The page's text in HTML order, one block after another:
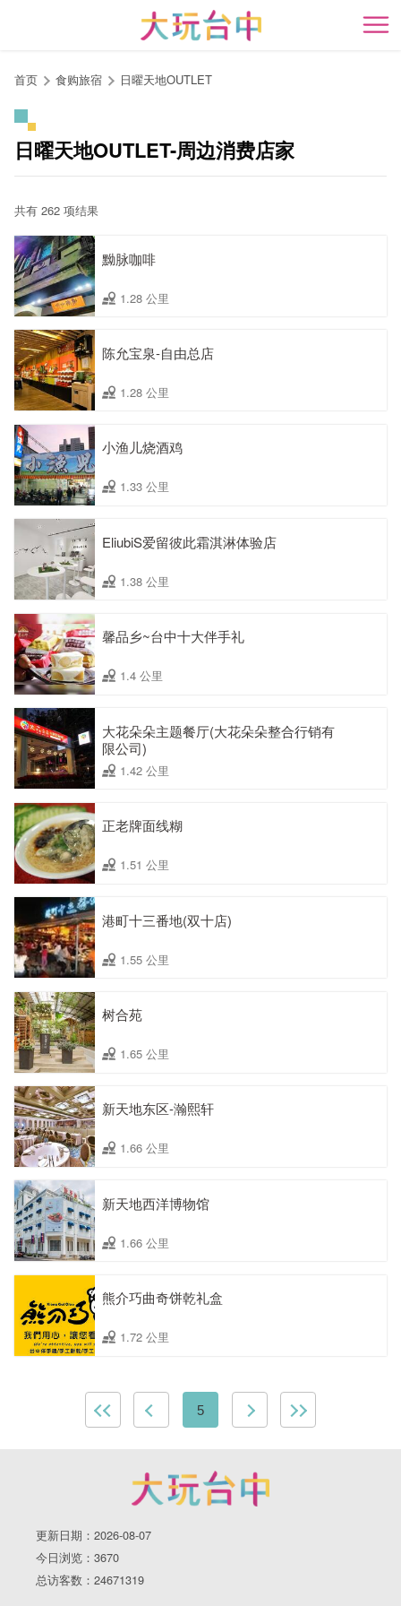
开
首页 食购旅宿 日曜天地OUTLET
日曜天地OUTLET-周边消费店家
共有 262 项结果
黝脉咖啡
1.28 公里
陈允宝泉-自由总店
1.28 公里
小渔儿烧酒鸡
1.33 公里
EliubiS爱留彼此霜淇淋体验店
1.38 公里
馨品乡~台中十大伴手礼
1.4 公里
大花朵朵主题餐厅(大花朵朵整合行销有
限公司)
1.42 公里
正老牌面线糊
1.51 公里
港町十三番地(双十店)
1.55 公里
树合苑
1.65 公里
新天地东区-瀚熙轩
1.66 公里
新天地西洋博物馆
1.66 公里
熊介巧曲奇饼乾礼盒
1.72 公里
5
更新日期：2026-08-07
今日浏览：3670
总访客数：24671319